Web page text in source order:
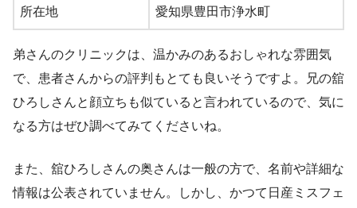
所在地 愛知県豊田市浄水町
弟さんのクリニックは、温かみのあるおしゃれな雰囲気
で、患者さんからの評判もとても良いそうですよ。兄の舘
ひろしさんと顔立ちも似ていると言われているので、気に
なる方はぜひ調べてみてくださいね。
また、舘ひろしさんの奥さんは一般の方で、名前や詳細な
情報は公表されていません。しかし、かつて日産ミスフェ